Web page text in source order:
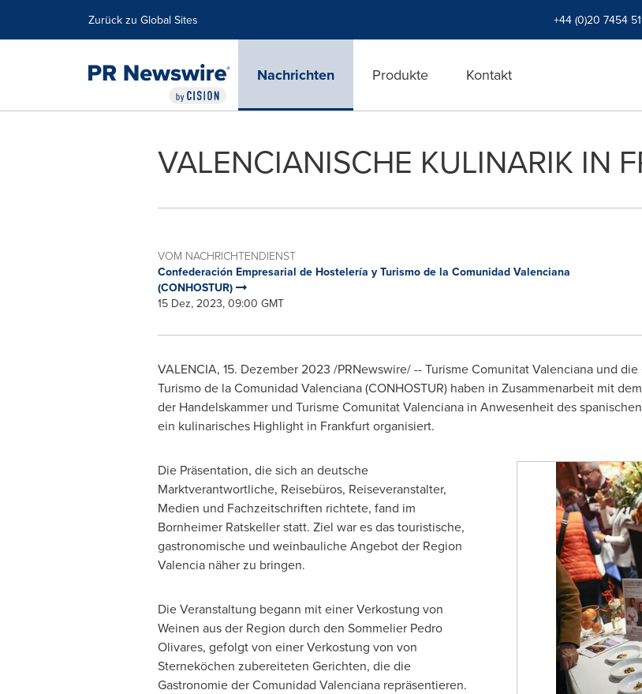
Zurück zu Global Sites +44 (0)20 7454
Nachrichten Produkte Kontakt
VALENCIANISCHE KULINARIK IN
VOM NACHRICHTENDIENST
Confederación Empresarial de Hostelería y Turismo de la Comunidad Valenciana
(CONHOSTUR)
15 Dez, 2023, 09:00 GMT
VALENCIA, 15. Dezember 2023 /PRNewswire/ -- Turisme Comunitat Valenciana und
Turismo de laComunidad Valenciana(CONHOSTUR) haben in Zusammenarbeit mit
der Handelskammer und Turisme Comunitat Valenciana in Anwesenheit des
ein kulinarisches Highlight in Frankfurtorganisiert.
Die Präsentation, die sich an deutsche
Marktverantwortliche, Reisebüros, Reiseveranstalter,
Medien und Fachzeitschriften richtete, fand im
Bornheimer Ratskeller statt. Ziel war es das touristische,
gastronomische und weinbauliche Angebot der Region
Valencia näher zu bringen.
Die Veranstaltung begann mit einer Verkostung von
Weinen aus der Region durch den Sommelier Pedro
Olivares, gefolgt von einer Verkostung von von
Sterneköchen zubereiteten Gerichten, die die
Gastronomie derComunidad Valencianarepräsentieren.